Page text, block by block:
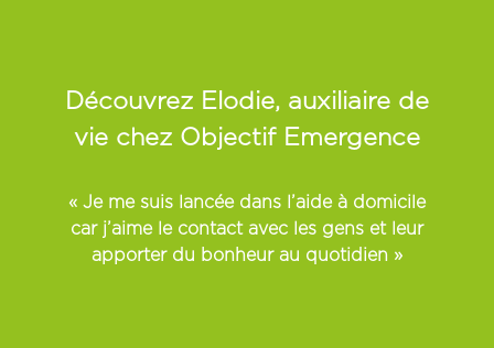
Découvrez Elodie, auxiliaire de
vie chez Objectif Emergence
« Je me suis lancée dans l’aide à domicile
car j’aime le contact avec les gens et leur
apporter du bonheur au quotidien »